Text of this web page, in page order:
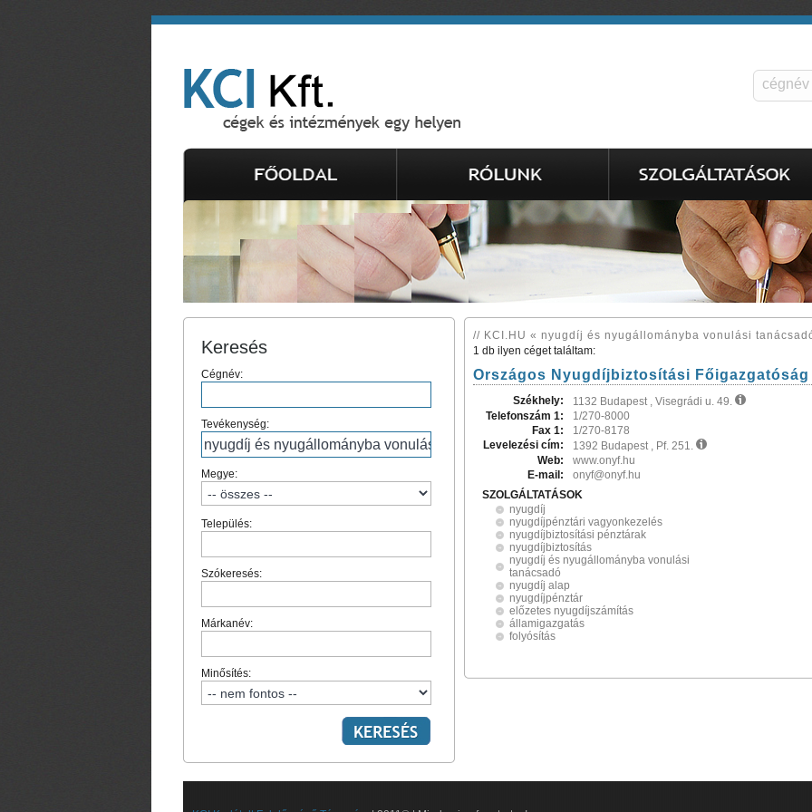
Keresés
Cégnév:
Tevékenység:
Megye:
Település:
Szókeresés:
Márkanév:
Minősítés:
// KCI.HU « nyugdíj és nyugállományba vonulási
1 db ilyen céget találtam:
Országos Nyugdíjbiztosítási Főigazgatóság
Székhely:
1132 Budapest , Visegrádi u. 49.
Telefonszám 1:
1/270-8000
Fax 1:
1/270-8178
Levelezési cím:
1392 Budapest , Pf. 251.
Web:
www.onyf.hu
E-mail:
onyf@onyf.hu
SZOLGÁLTATÁSOK
nyugdíj
nyugdíjpénztári vagyonkezelés
nyugdíjbiztosítási pénztárak
nyugdíjbiztosítás
nyugdíj és nyugállományba vonulási
tanácsadó
nyugdíj alap
nyugdíjpénztár
előzetes nyugdíjszámítás
államigazgatás
folyósítás